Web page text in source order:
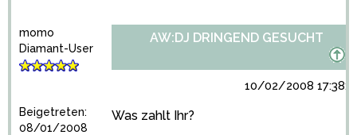
momo
Diamant-User
Beigetreten:
08/01/2008
AW:DJ DRINGEND GESUCHT
10/02/2008
Was zahlt Ihr?